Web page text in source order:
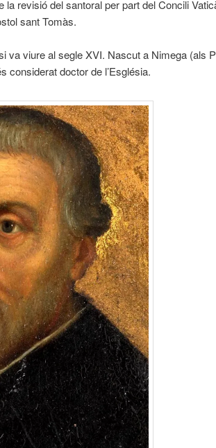
revisió del santoral per part del Concili
sant Tomàs.
va viure al segle XVI. Nascut a Nimega (als
considerat doctor de l’Església.